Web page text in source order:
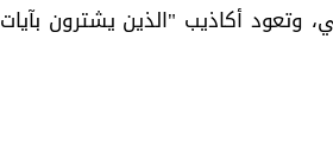
وتعود أكاذيب "الذين يشترون بآيات